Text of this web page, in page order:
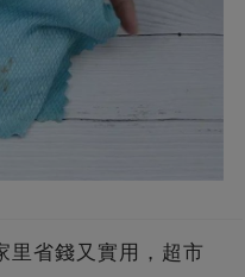
里省錢又實用，超市